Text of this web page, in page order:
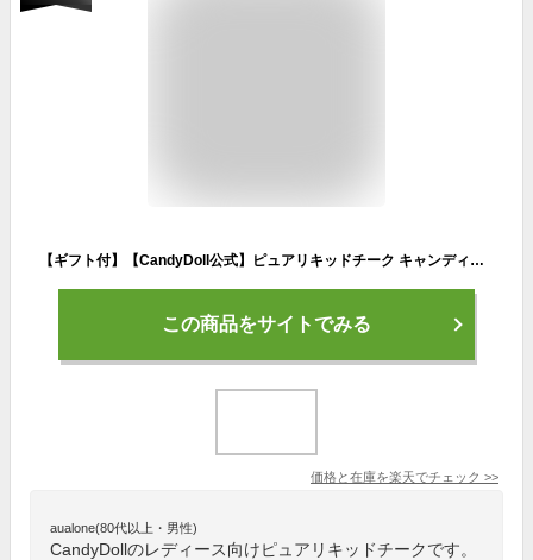
【ギフト付】【CandyDoll公式】ピュアリキッドチーク キャンディドール 益若つばさプロデュース [チーク リキッド ラベンダー ピンク コーラル 血色感 透明感 中顔面短縮 じゅんわり ツヤ肌 多幸感 ブライトアップ 白肌 白みカラー 即日発送]
この商品をサイトでみる
価格と在庫を楽天でチェック >>
aualone(80代以上・男性)
CandyDollのレディース向けピュアリキッドチークです。